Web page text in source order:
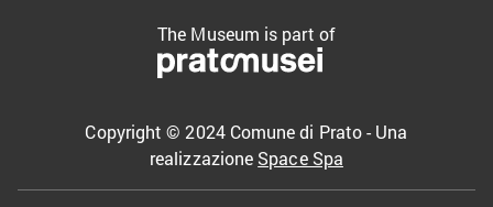
The Museum is part of
Copyright © 2024 Comune di Prato - Una
realizzazione Space Spa